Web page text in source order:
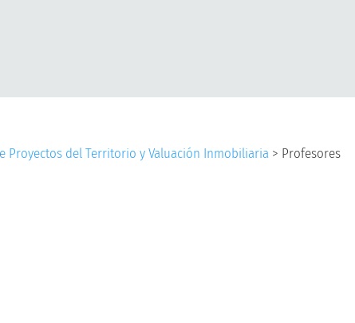
Proyectos del Territorio y Valuación Inmobiliaria > Profesores